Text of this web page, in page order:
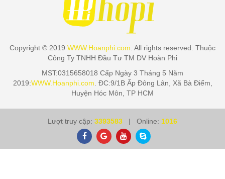
Copyright © 2019 WWW.Hoanphi.com. All rights reserved. Thuộc
Công Ty TNHH Đầu Tư TM DV Hoàn Phi
MST:0315658018 Cấp Ngày 3 Tháng 5 Năm
2019:WWW.Hoanphi.com. ĐC:9/1B Ấp Đông Lân, Xã Bà Điểm,
Huyện Hóc Môn, TP HCM
Lượt truy cập: 3393583 | Online: 1016